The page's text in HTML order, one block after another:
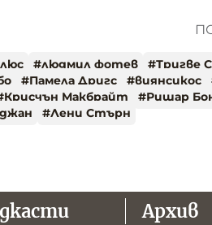
#людмил фотев #Тригве
#Памела Дригс #виянсикос
Крисчън Макбрайт #Ришар
#Лени Стърн
Архив